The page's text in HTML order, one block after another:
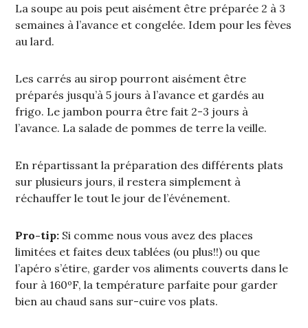
La soupe au pois peut aisément être préparée 2 à 3
semaines à l’avance et congelée. Idem pour les fèves
au lard.
Les carrés au sirop pourront aisément être
préparés jusqu’à 5 jours à l’avance et gardés au
frigo. Le jambon pourra être fait 2-3 jours à
l’avance. La salade de pommes de terre la veille.
En répartissant la préparation des différents plats
sur plusieurs jours, il restera simplement à
réchauffer le tout le jour de l’événement.
Pro-tip: Si comme nous vous avez des places
limitées et faites deux tablées (ou plus!!) ou que
l’apéro s’étire, garder vos aliments couverts dans le
four à 160ºF, la température parfaite pour garder
bien au chaud sans sur-cuire vos plats.